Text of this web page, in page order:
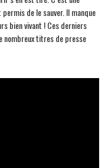
de le sauver. Il manque
bien vivant ! Ces derniers
nombreux titres de presse